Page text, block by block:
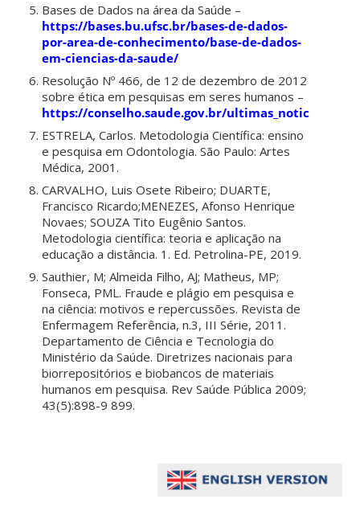
Bases de Dados na área da Saúde –
https://bases.bu.ufsc.br/bases-de-dados-
por-area-de-conhecimento/base-de-dados-
em-ciencias-da-saude/
Resolução Nº 466, de 12 de dezembro de 2012
sobre ética em pesquisas em seres humanos –
https://conselho.saude.gov.br/ultimas_noticias/
ESTRELA, Carlos. Metodologia Científica: ensino
e pesquisa em Odontologia. São Paulo: Artes
Médica, 2001.
CARVALHO, Luis Osete Ribeiro; DUARTE,
Francisco Ricardo;MENEZES, Afonso Henrique
Novaes; SOUZA Tito Eugênio Santos.
Metodologia científica: teoria e aplicação na
educação a distância. 1. Ed. Petrolina-PE, 2019.
Sauthier, M; Almeida Filho, AJ; Matheus, MP;
Fonseca, PML. Fraude e plágio em pesquisa e
na ciência: motivos e repercussões. Revista de
Enfermagem Referência, n.3, III Série, 2011.
Departamento de Ciência e Tecnologia do
Ministério da Saúde. Diretrizes nacionais para
biorrepositórios e biobancos de materiais
humanos em pesquisa. Rev Saúde Pública 2009;
43(5):898-9 899.